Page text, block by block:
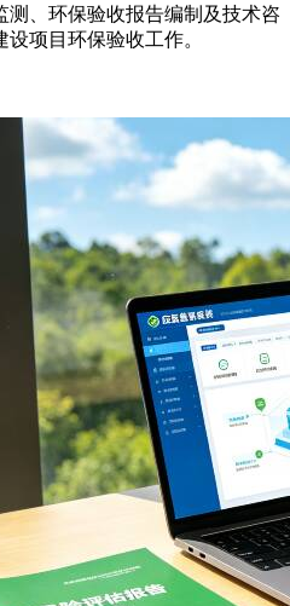
、环保验收报告编制及技术咨
项目环保验收工作。